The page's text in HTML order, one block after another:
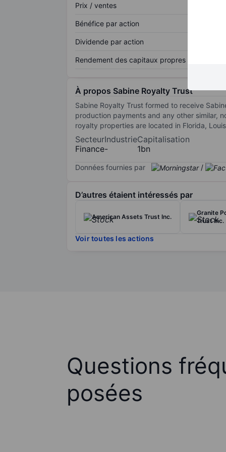
Prix / ventes
Bénéfice par action
Dividende par action
Rendement des capitaux propres
À propos Sabine Royalty Trust
Sabine Royalty Trust formed to receive
production payments and any other similar,
royalty properties are located in Florida,
Secteur
Finance
Industrie
-
Capitalisation
1bn
Données fournies par /
D’autres étaient intéressés par
American Assets Trust Inc.
Granite
Trust Inc.
Voir toutes les actions
Questions
posées